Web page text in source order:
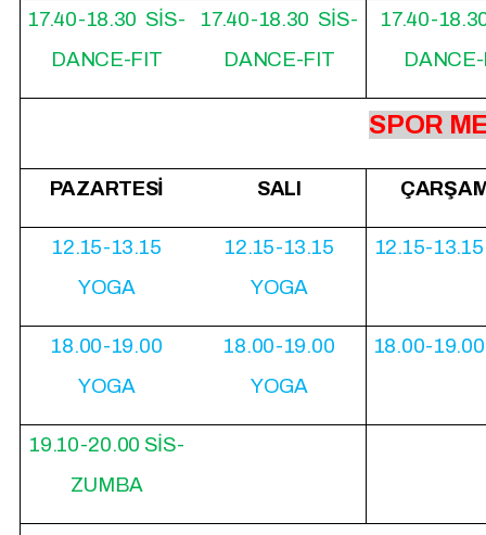
17.40-18.30 SİS-
DANCE-FIT
17.40-18.30 SİS-
DANCE-FIT
17.40-
SPOR
PAZARTESİ SALI
12.15-13.15
YOGA
12.15-13.15
YOGA
12.15-
18.00-19.00
YOGA
18.00-19.00
YOGA
18.00-
19.10-20.00 SİS-
ZUMBA